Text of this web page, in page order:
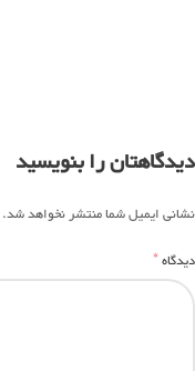
دیدگاهتان را بنویسید
نشانی ایمیل شما منتشر نخواهد شد.
دیدگاه*